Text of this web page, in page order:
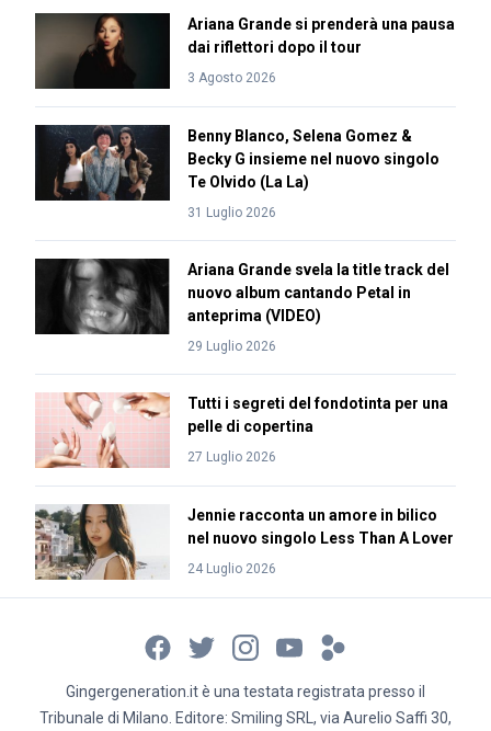
Ariana Grande si prenderà una pausa
dai riflettori dopo il tour
3 Agosto 2026
Benny Blanco, Selena Gomez &
Becky G insieme nel nuovo singolo
Te Olvido (La La)
31 Luglio 2026
Ariana Grande svela la title track del
nuovo album cantando Petal in
anteprima (VIDEO)
29 Luglio 2026
Tutti i segreti del fondotinta per una
pelle di copertina
27 Luglio 2026
Jennie racconta un amore in bilico
nel nuovo singolo Less Than A Lover
24 Luglio 2026
Gingergeneration.it è una testata registrata presso il
Tribunale di Milano. Editore: Smiling SRL, via Aurelio Saffi 30,